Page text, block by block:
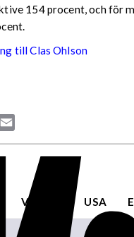
154 procent, och för
till Clas Ohlson
Världen USA